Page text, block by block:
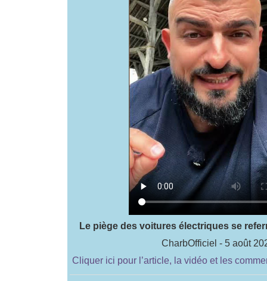
Le piège des voitures électriques se
CharbOfficiel - 5 août
Cliquer ici pour l’article, la vidéo et les